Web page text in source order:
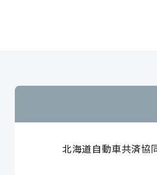
北海道自動車共済協